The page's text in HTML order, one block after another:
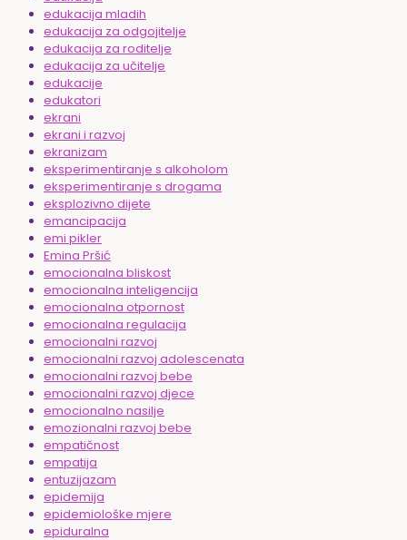
edukacija mladih
edukacija za odgojitelje
edukacija za roditelje
edukacija za učitelje
edukacije
edukatori
ekrani
ekrani i razvoj
ekranizam
eksperimentiranje s alkoholom
eksperimentiranje s drogama
eksplozivno dijete
emancipacija
emi pikler
Emina Pršić
emocionalna bliskost
emocionalna inteligencija
emocionalna otpornost
emocionalna regulacija
emocionalni razvoj
emocionalni razvoj adolescenata
emocionalni razvoj bebe
emocionalni razvoj djece
emocionalno nasilje
emozionalni razvoj bebe
empatičnost
empatija
entuzijazam
epidemija
epidemiološke mjere
epiduralna